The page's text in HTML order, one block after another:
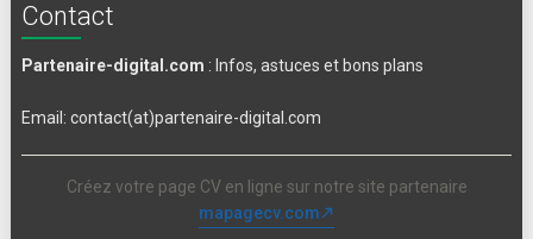
Contact
Partenaire-digital.com : Infos, astuces et bons plans
Email: contact(at)partenaire-digital.com
Créez votre page CV en ligne sur notre site partenaire
mapagecv.com